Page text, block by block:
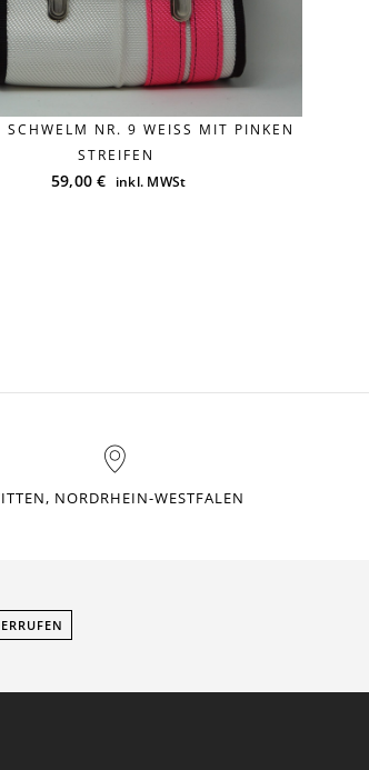
SCHWELM NR. 9 WEISS MIT PINKEN
STREIFEN
59,00€ inkl. MWSt
Lieferzeit: 2-3 Tage
NORDRHEIN-WESTFALEN